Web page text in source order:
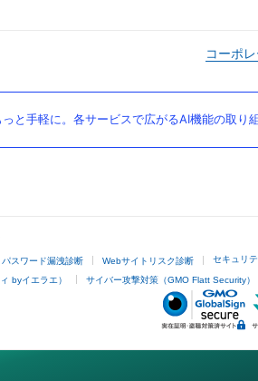
コーポ
と手軽に。各サービスで広がるAI機能の取り
パスワード漏洩診断 Webサイトリスク診断 セキュリ
byイエラエ） サイバー攻撃対策（GMO Flatt Security）